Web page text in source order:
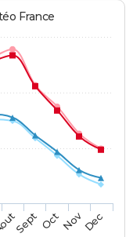
France
Sept OctNovDec